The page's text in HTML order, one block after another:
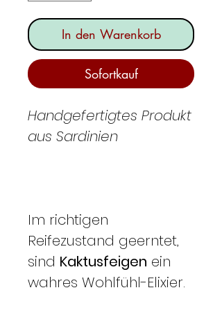
In den Warenkorb
Sofortkauf
Handgefertigtes Produkt
aus Sardinien
Im richtigen
Reifezustand geerntet,
sind Kaktusfeigen ein
wahres Wohlfühl-Elixier.